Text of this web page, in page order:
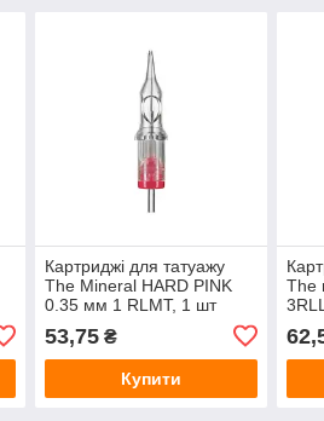
Картриджі для татуажу
The Mineral HARD PINK
0.35 мм 1 RLMT, 1 шт
53,75₴
Купити
The